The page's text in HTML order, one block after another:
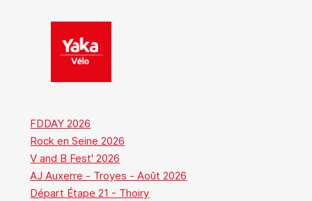
FDDAY 2026
Rock en Seine 2026
V and B Fest' 2026
AJ Auxerre - Troyes - Août 2026
Départ Étape 21 - Thoiry